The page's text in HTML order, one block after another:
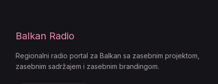
Balkan Radio
Regionalni radio portal za Balkan sa zasebnim projektom,
zasebnim sadržajem i zasebnim brandingom.